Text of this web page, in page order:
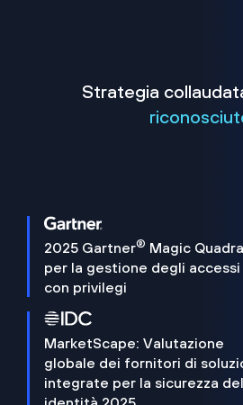
Strategia
2025 Gartner® Magic
per la gestione degli accessi
con privilegi
MarketScape: Valutazione
globale dei fornitori di
integrate per la sicurezza